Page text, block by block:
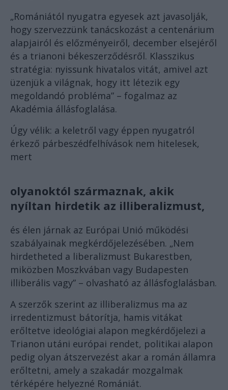
„Romániától nyugatra egyesek azt javasolják,
hogy szervezzünk tanácskozást a centenárium
alapjairól és előzményeiről, december elsejéről
és a trianoni békeszerződésről. Klasszikus
stratégia: nyissunk hivatalos vitát, amivel azt
üzenjük a világnak, hogy itt létezik egy
megoldandó probléma” – fogalmaz az
Akadémia állásfoglalása.
Úgy vélik: a keletről vagy éppen nyugatról
érkező párbeszédfelhívások nem hitelesek,
mert
olyanoktól származnak, akik
nyíltan hirdetik az illiberalizmust,
és élen járnak az Európai Unió működési
szabályainak megkérdőjelezésében. „Nem
hirdetheted a liberalizmust Bukarestben,
miközben Moszkvában vagy Budapesten
illiberális vagy” – olvasható az állásfoglalásban.
A szerzők szerint az illiberalizmus ma az
irredentizmust bátorítja, hamis vitákat
erőltetve ideológiai alapon megkérdőjelezi a
Trianon utáni európai rendet, politikai alapon
pedig olyan átszervezést akar a román államra
erőltetni, amely a szakadár mozgalmak
térképére helyezné Romániát.